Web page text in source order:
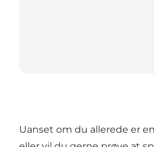
Uanset om du allerede er